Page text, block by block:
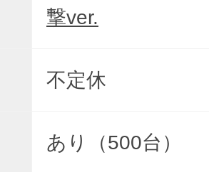
撃ver.
不定休
あり（500台）